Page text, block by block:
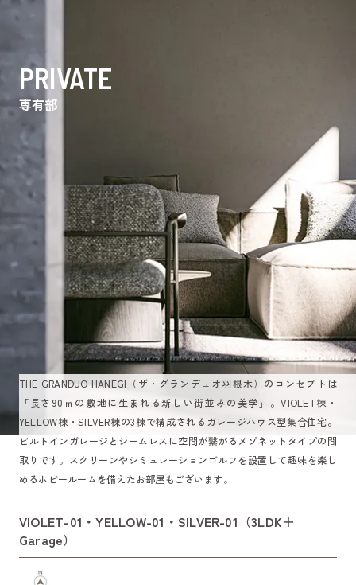
PRIVATE
専有部
THE GRANDUO HANEGI（ザ・グランデュオ羽根木）のコンセプトは
「長さ90ｍの敷地に生まれる新しい街並みの美学」。VIOLET棟・
YELLOW棟・SILVER棟の3棟で構成されるガレージハウス型集合住宅。
ビルトインガレージとシームレスに空間が繋がるメゾネットタイプの間
取りです。スクリーンやシミュレーションゴルフを設置して趣味を楽し
めるホビールームを備えたお部屋もございます。
VIOLET-01・YELLOW-01・SILVER-01（3LDK＋
Garage）